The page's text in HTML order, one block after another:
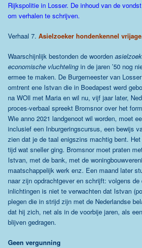
Rijkspolitie in Losser. De inhoud van de
om verhalen te schrijven.
Verhaal 7. Asielzoeker hondenkennel
Waarschijnlijk bestonden de woorden
economische vluchteling in de jaren ’50 nog
ermee te maken. De Burgemeester van
omtrent ene Istvan die in Boedapest werd
na WOll met Maria en wil nu, vijf jaar later,
proces-verbaal spreekt Bromsnor over het
Wie anno 2021 landgenoot wil worden, moet
inclusief een Inburgeringscursus, een bewijs
zien dat je de taal enigszins machtig bent.
tijd wat sneller ging. Bromsnor moet praten
Istvan, met de bank, met de
maatschappelijk werk enz. Een maand later
naar zijn opdrachtgever en schrijft: volgens de
inlichtingen is niet te verwachten dat Istvan
plegen die in strijd zijn met de Nederlandse
dat hij zich, net als in de voorbije jaren, als
blijven gedragen.
Geen vergunning